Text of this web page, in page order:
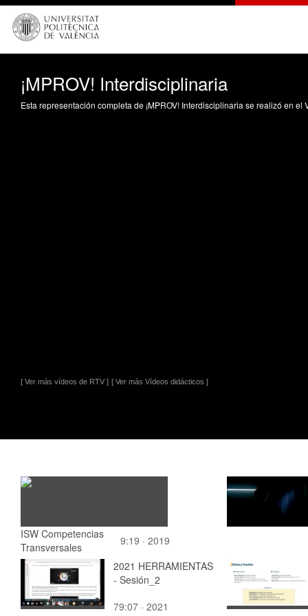
¡MPROV! Interdisciplinaria
[ Ver más vídeos de RTV ] [ Ver más Vídeos didácticos ]
ISW Competencias
Transversales
9:19 · 2019
2021 HERRAMIENTAS
- Sesión_2
79:07 · 2021